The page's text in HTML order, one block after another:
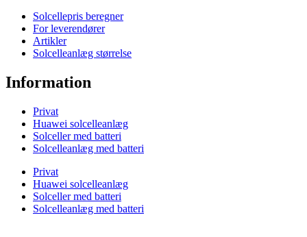
Solcellepris beregner
For leverendører
Artikler
Solcelleanlæg størrelse
Information
Privat
Huawei solcelleanlæg
Solceller med batteri
Solcelleanlæg med batteri
Privat
Huawei solcelleanlæg
Solceller med batteri
Solcelleanlæg med batteri